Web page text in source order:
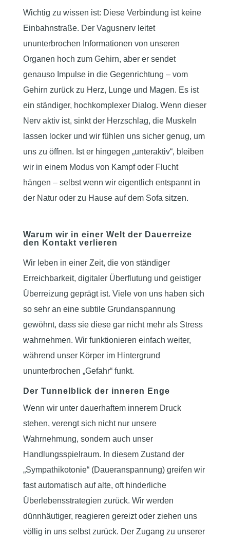
Wichtig zu wissen ist: Diese Verbindung ist keine
Einbahnstraße. Der Vagusnerv leitet
ununterbrochen Informationen von unseren
Organen hoch zum Gehirn, aber er sendet
genauso Impulse in die Gegenrichtung – vom
Gehirn zurück zu Herz, Lunge und Magen. Es ist
ein ständiger, hochkomplexer Dialog. Wenn dieser
Nerv aktiv ist, sinkt der Herzschlag, die Muskeln
lassen locker und wir fühlen uns sicher genug, um
uns zu öffnen. Ist er hingegen „unteraktiv“, bleiben
wir in einem Modus von Kampf oder Flucht
hängen – selbst wenn wir eigentlich entspannt in
der Natur oder zu Hause auf dem Sofa sitzen.
Warum wir in einer Welt der Dauerreize
den Kontakt verlieren
Wir leben in einer Zeit, die von ständiger
Erreichbarkeit, digitaler Überflutung und geistiger
Überreizung geprägt ist. Viele von uns haben sich
so sehr an eine subtile Grundanspannung
gewöhnt, dass sie diese gar nicht mehr als Stress
wahrnehmen. Wir funktionieren einfach weiter,
während unser Körper im Hintergrund
ununterbrochen „Gefahr“ funkt.
Der Tunnelblick der inneren Enge
Wenn wir unter dauerhaftem innerem Druck
stehen, verengt sich nicht nur unsere
Wahrnehmung, sondern auch unser
Handlungsspielraum. In diesem Zustand der
„Sympathikotonie“ (Daueranspannung) greifen wir
fast automatisch auf alte, oft hinderliche
Überlebensstrategien zurück. Wir werden
dünnhäutiger, reagieren gereizt oder ziehen uns
völlig in uns selbst zurück. Der Zugang zu unserer